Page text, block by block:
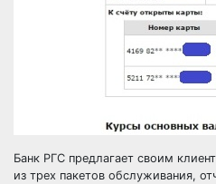
Банк РГС предлагает своим
из трех пакетов обслуживания,